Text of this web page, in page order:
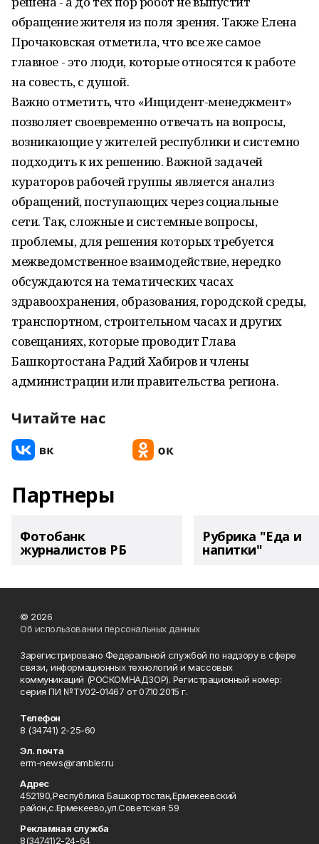
обращение жителя из поля зрения. Также Елена
Прочаковская отметила, что все же самое
главное - это люди, которые относятся к работе
на совесть, с душой.
Важно отметить, что «Инцидент-менеджмент»
позволяет своевременно отвечать на вопросы,
возникающие у жителей республики и системно
подходить к их решению. Важной задачей
кураторов рабочей группы является анализ
обращений, поступающих через социальные
сети. Так, сложные и системные вопросы,
проблемы, для решения которых требуется
межведомственное взаимодействие, нередко
обсуждаются на тематических часах
здравоохранения, образования, городской среды,
транспортном, строительном часах и других
совещаниях, которые проводит Глава
Башкортостана Радий Хабиров и члены
администрации или правительства региона.
Читайте нас
Партнеры
Фотобанк
журналистов РБ
Рубрика "Еда и
напитки"
© 2026
Об использовании персональных данных
Зарегистрировано Федеральной службой по надзору в сфере
связи, информационных технологий и массовых
коммуникаций (РОСКОМНАДЗОР). Регистрационный номер:
серия ПИ №ТУ02-01467 от 07.10.2015 г.
Телефон
8 (34741) 2-25-60
Эл. почта
erm-news@rambler.ru
Адрес
452190,Республика Башкортостан,Ермекеевский
район,с.Ермекеево,ул.Советская 59
Рекламная служба
8(34741)2-24-64